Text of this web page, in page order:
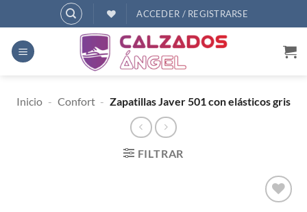
al
contenido
ACCEDER / REGISTRARSE
Inicio - Confort - Zapatillas Javer 501 con elásticos gris
FILTRAR